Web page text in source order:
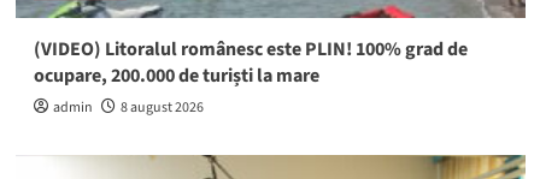
(VIDEO) Litoralul românesc este PLIN! 100% grad de
ocupare, 200.000 de turiști la mare
admin 8 august 2026